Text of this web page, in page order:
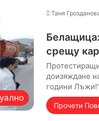
Таня
срещу
доизяждане
години Лъжи!"
Прочети